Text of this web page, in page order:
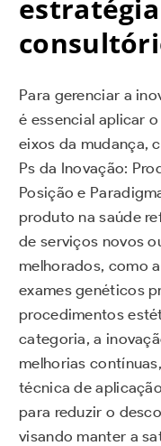
Para gerenciar a
é essencial aplicar
eixos da mudança,
Ps da Inovação:
Posição e
produto na saúde
de serviços novos
melhorados, como
exames genéticos
procedimentos
categoria, a
melhorias
técnica de
para reduzir o
visando manter a